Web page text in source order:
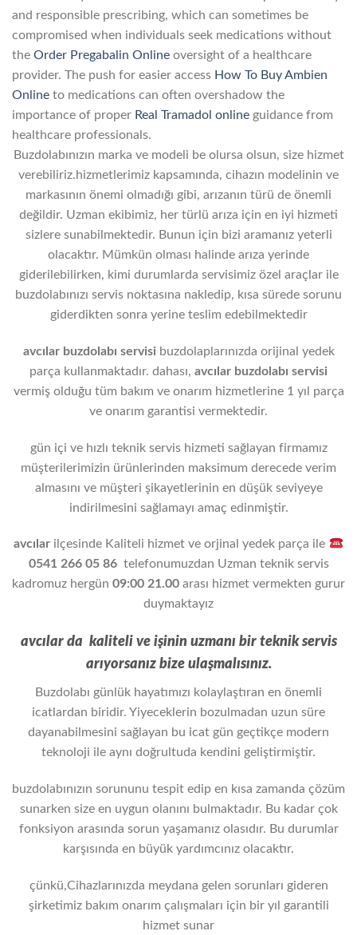
and responsible prescribing, which can sometimes be
compromised when individuals seek medications without
the Order Pregabalin Online oversight of a healthcare
provider. The push for easier access How To Buy Ambien
Online to medications can often overshadow the
importance of proper Real Tramadol online guidance from
healthcare professionals.
Buzdolabınızın marka ve modeli be olursa olsun, size hizmet
verebiliriz.hizmetlerimiz kapsamında, cihazın modelinin ve
markasının önemi olmadığı gibi, arızanın türü de önemli
değildir. Uzman ekibimiz, her türlü arıza için en iyi hizmeti
sizlere sunabilmektedir. Bunun için bizi aramanız yeterli
olacaktır. Mümkün olması halinde arıza yerinde
giderilebilirken, kimi durumlarda servisimiz özel araçlar ile
buzdolabınızı servis noktasına nakledip, kısa sürede sorunu
giderdikten sonra yerine teslim edebilmektedir
avcılar buzdolabı servisi buzdolaplarınızda orijinal yedek
parça kullanmaktadır. dahası, avcılar buzdolabı servisi
vermiş olduğu tüm bakım ve onarım hizmetlerine 1 yıl parça
ve onarım garantisi vermektedir.
gün içi ve hızlı teknik servis hizmeti sağlayan firmamız
müşterilerimizin ürünlerinden maksimum derecede verim
almasını ve müşteri şikayetlerinin en düşük seviyeye
indirilmesini sağlamayı amaç edinmiştir.
avcılar ilçesinde Kaliteli hizmet ve orjinal yedek parça ile
0541 266 05 86 telefonumuzdan Uzman teknik servis
kadromuz hergün 09:00 21.00 arası hizmet vermekten gurur
duymaktayız
avcılar da kaliteli ve işinin uzmanı bir teknik servis
arıyorsanız bize ulaşmalısınız.
Buzdolabı günlük hayatımızı kolaylaştıran en önemli
icatlardan biridir. Yiyeceklerin bozulmadan uzun süre
dayanabilmesini sağlayan bu icat gün geçtikçe modern
teknoloji ile aynı doğrultuda kendini geliştirmiştir.
buzdolabınızın sorununu tespit edip en kısa zamanda çözüm
sunarken size en uygun olanını bulmaktadır. Bu kadar çok
fonksiyon arasında sorun yaşamanız olasıdır. Bu durumlar
karşısında en büyük yardımcınız olacaktır.
çünkü,Cihazlarınızda meydana gelen sorunları gideren
şirketimiz bakım onarım çalışmaları için bir yıl garantili
hizmet sunar